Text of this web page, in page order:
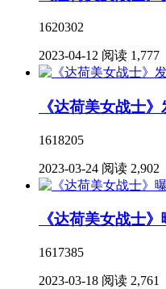
1620302
2023-04-12 阅读 1,777
《达荷美女战士
1618205
2023-03-24 阅读 2,902
《达荷美女战士
1617385
2023-03-18 阅读 2,761